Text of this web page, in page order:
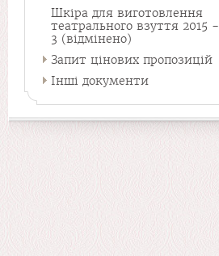
Шкіра для виготовлення
театрального взуття 2015 -
3 (відмінено)
Запит цінових пропозицій
Інші документи